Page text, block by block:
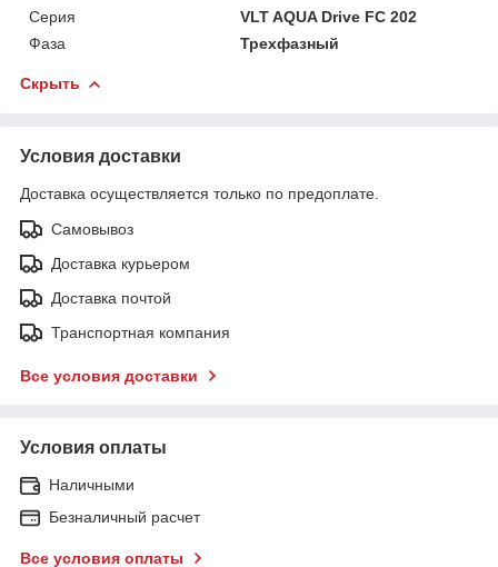
Серия
VLT AQUA Drive FC 202
Фаза
Трехфазный
Скрыть
Условия доставки
Доставка осуществляется только по предоплате.
Самовывоз
Доставка курьером
Доставка почтой
Транспортная компания
Все условия доставки
Условия оплаты
Наличными
Безналичный расчет
Все условия оплаты